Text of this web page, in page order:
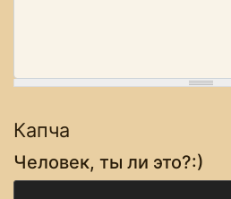
Капча
Человек, ты ли это?:)